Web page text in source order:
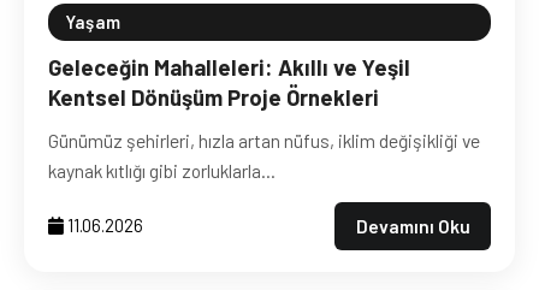
Yaşam
Geleceğin Mahalleleri: Akıllı ve Yeşil
Kentsel Dönüşüm Proje Örnekleri
Günümüz şehirleri, hızla artan nüfus, iklim değişikliği ve
kaynak kıtlığı gibi zorluklarla...
11.06.2026 Devamını Oku